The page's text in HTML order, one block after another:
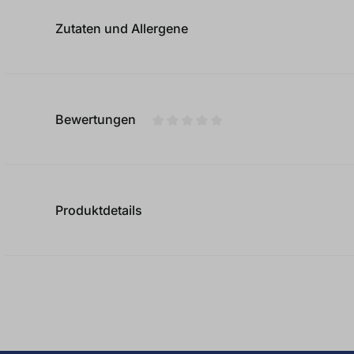
Zutaten und Allergene
Bewertungen
Produktdetails